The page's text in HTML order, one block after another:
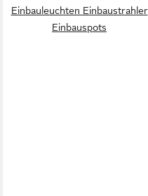
Einbauleuchten Einbaustrahler
Einbauspots